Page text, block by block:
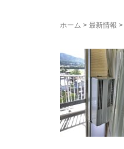
ホーム > 最新情報 >